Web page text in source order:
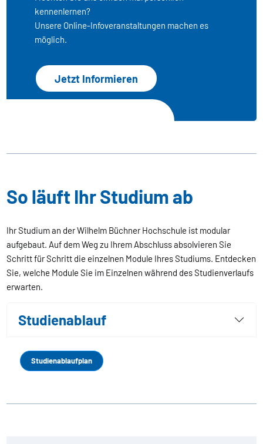
kennenlernen?
Unsere Online-Infoveranstaltungen machen es
möglich.
Jetzt Informieren
So läuft Ihr Studium ab
Ihr Studium an der Wilhelm Büchner Hochschule ist modular
aufgebaut. Auf dem Weg zu Ihrem Abschluss absolvieren Sie
Schritt für Schritt die einzelnen Module Ihres Studiums. Entdecken
Sie, welche Module Sie im Einzelnen während des Studienverlaufs
erwarten.
Studienablauf
Studienablaufplan